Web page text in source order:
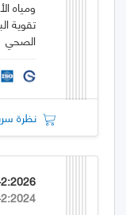
ومياه
تقوية
الصحي
نظرة